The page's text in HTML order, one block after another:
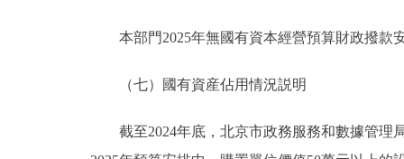
本部門2025年無國有資本經營預算財政撥款
（七）國有資産佔用情況説明
截至2024年底，北京市政務服務和數據管理局